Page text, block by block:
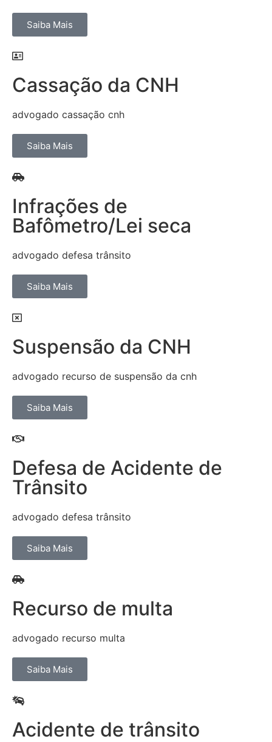
Saiba Mais
Cassação da CNH
advogado cassação cnh
Saiba Mais
Infrações de
Bafômetro/Lei seca
advogado defesa trânsito
Saiba Mais
Suspensão da CNH
advogado recurso de suspensão da cnh
Saiba Mais
Defesa de Acidente de
Trânsito
advogado defesa trânsito
Saiba Mais
Recurso de multa
advogado recurso multa
Saiba Mais
Acidente de trânsito